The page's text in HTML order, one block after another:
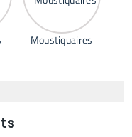
Moustiquaires